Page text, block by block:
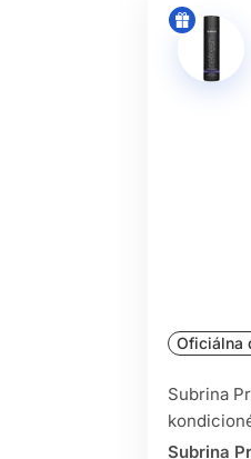
Oficiálna
Subrina
Subrina